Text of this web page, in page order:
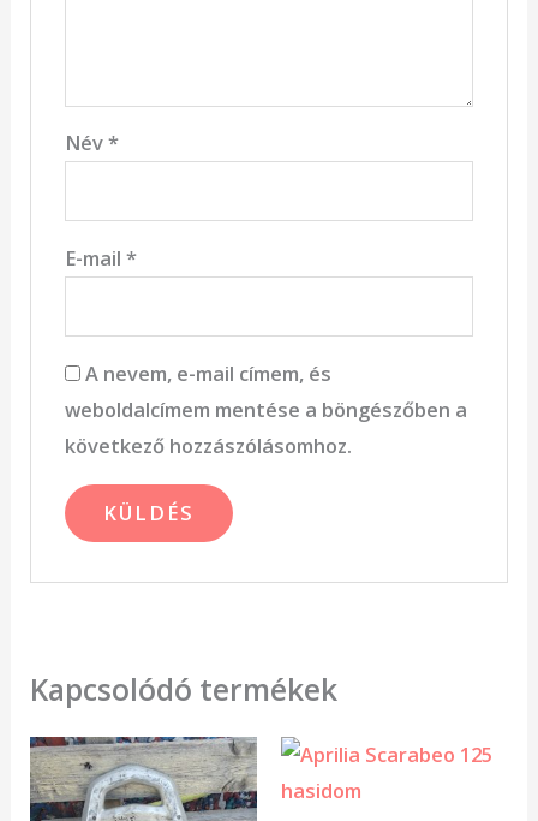
Név*
E-mail *
A nevem, e-mail címem, és
weboldalcímem mentése a böngészőben a
következő hozzászólásomhoz.
Kapcsolódó termékek